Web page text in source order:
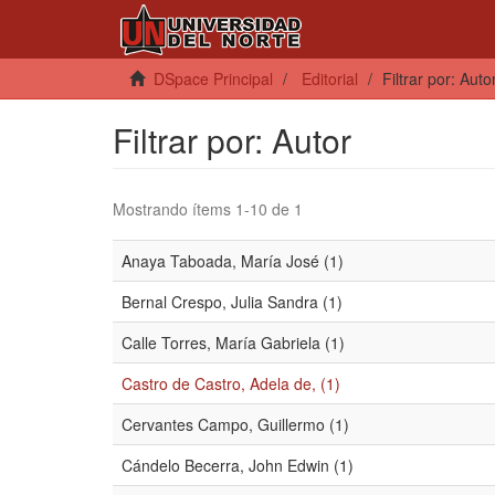
DSpace Principal Editorial Filtrar por:
Filtrar por: Autor
Mostrando ítems 1-10 de 1
Anaya Taboada, María José (1)
Bernal Crespo, Julia Sandra (1)
Calle Torres, María Gabriela (1)
Castro de Castro, Adela de, (1)
Cervantes Campo, Guillermo (1)
Cándelo Becerra, John Edwin (1)